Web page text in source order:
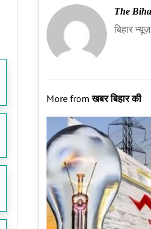
The
बिहार
More fromखबर बिहार की